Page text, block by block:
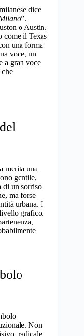
dice
”.
o Austin.
come il Texas
una forma
voce, un
a gran voce
che
merita una
gentile,
di un sorriso
ma forse
urbana. I
grafico.
Non
radicale